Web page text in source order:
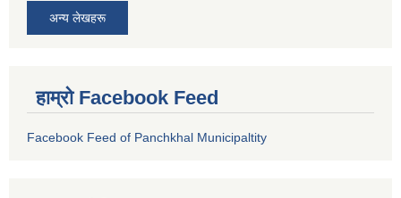
अन्य लेखहरू
हाम्रो Facebook Feed
Facebook Feed of Panchkhal Municipaltity